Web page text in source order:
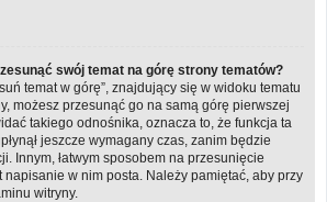
swój temat na górę strony tematów?
temat w górę”, znajdujący się w widoku tematu
możesz przesunąć go na samą górę pierwszej
takiego odnośnika, oznacza to, że funkcja ta
jeszcze wymagany czas, zanim będzie
Innym, łatwym sposobem na przesunięcie
napisanie w nim posta. Należy pamiętać, aby przy
witryny.